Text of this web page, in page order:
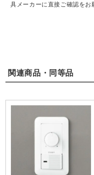
具メーカーに直接ご確認をお
関連商品・同等品